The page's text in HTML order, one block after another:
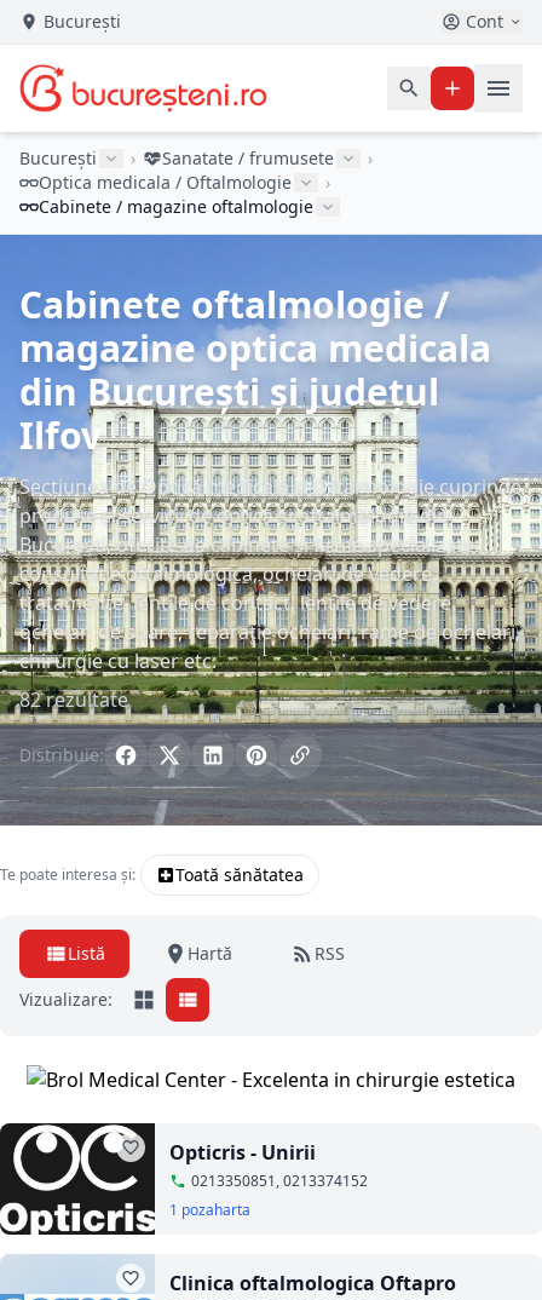
București Cont
București › Sanatate / frumusete
›
Optica medicala / Oftalmologie
›
Cabinete / magazine oftalmologie
Cabinete oftalmologie /
magazine optica medicala
din București și județul
Ilfov
Secțiunea de Optică medicală și Oftalmologie cuprinde
produse și servicii de optică și oftalmologie din
București, oferite de cabinete și firme specializate:
consultație oftalmologică, ochelari de vedere,
tratamente, lentile de contact, lentile de vedere,
ochelari de soare, reparație ochelari, rame de ochelari,
chirurgie cu laser etc.
82 rezultate
Distribuie:
Te poate interesa și: Toată sănătatea
Listă Hartă
RSS
Vizualizare:
Opticris - Unirii
0213350851, 0213374152
1 pozaharta
Clinica oftalmologica Oftapro